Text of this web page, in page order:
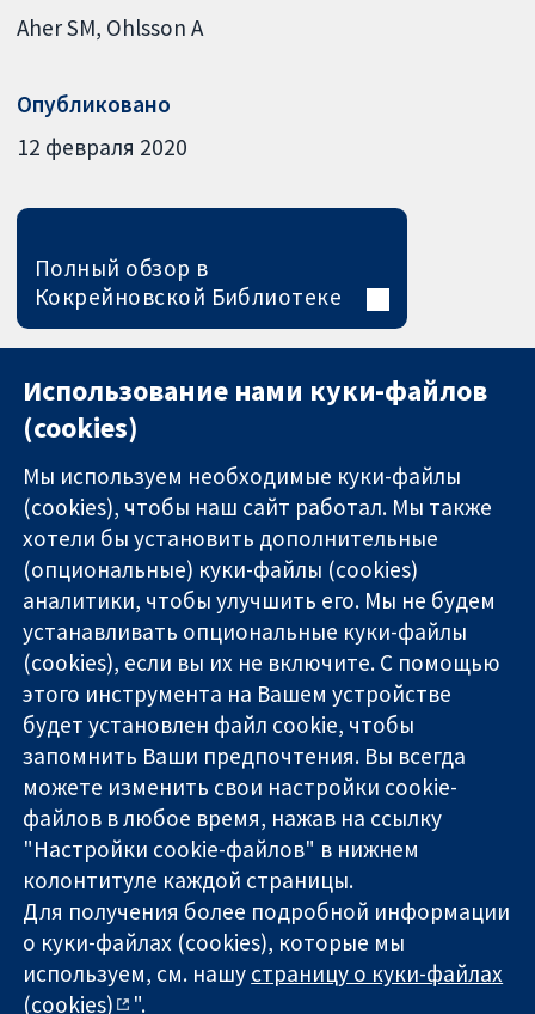
Aher SM Ohlsson A
Опубликовано
12 февраля 2020
Полный обзор в
Кокрейновской Библиотеке
Надёжные
доказательства
Информированные
решения
Во благо
здоровья
11-13 Cavendish
Square
London
W1G 0AN
United Kingdom
Связаться с
нами
Новости
Пресс-
служба
О нас
Работа
Cochrane
Library
The Cochrane Collaboration is a charity (no. 1045921) and a
company limited by guarantee (no. 03044323) registered in
England & Wales. VAT registration number GB 718 2127 49.
Использование нами куки-файлов
(cookies)
Мы используем необходимые куки-файлы
(cookies), чтобы наш сайт работал. Мы также
хотели бы установить дополнительные
(опциональные) куки-файлы (cookies)
аналитики, чтобы улучшить его. Мы не будем
устанавливать опциональные куки-файлы
(cookies), если вы их не включите. С помощью
этого инструмента на Вашем устройстве
будет установлен файл cookie, чтобы
запомнить Ваши предпочтения. Вы всегда
можете изменить свои настройки cookie-
файлов в любое время, нажав на ссылку
"Настройки cookie-файлов" в нижнем
колонтитуле каждой страницы.
Для получения более подробной информации
о куки-файлах (cookies), которые мы
используем, см. нашу страницу о куки-файлах
(cookies)
".